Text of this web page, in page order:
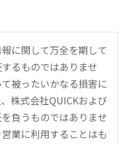
に関して万全を期して
るものではありませ
被ったいかなる損害に
株式会社QUICKおよび
負うものではありませ
業に利用することはも